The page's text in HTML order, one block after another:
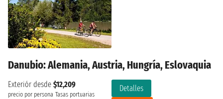
Danubio: Alemania, Austria, Hungría, Eslovaquia
Exteriór desde $12,209
precio por persona Tasas portuarias
Detalles